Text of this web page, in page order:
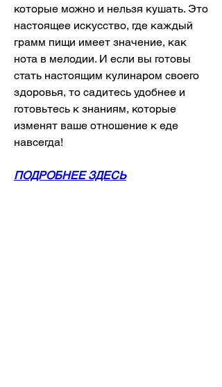
которые можно и нельзя кушать. Это
настоящее искусство, где каждый
грамм пищи имеет значение, как
нота в мелодии. И если вы готовы
стать настоящим кулинаром своего
здоровья, то садитесь удобнее и
готовьтесь к знаниям, которые
изменят ваше отношение к еде
навсегда!
ПОДРОБНЕЕ ЗДЕСЬ